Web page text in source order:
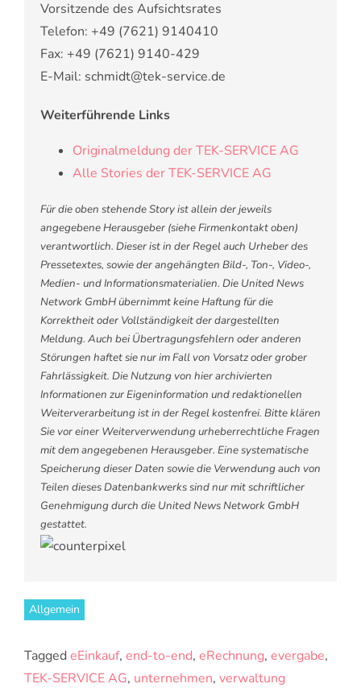
Vorsitzende des Aufsichtsrates
Telefon: +49 (7621) 9140410
Fax: +49 (7621) 9140-429
E-Mail: schmidt@tek-service.de
Weiterführende Links
Originalmeldung der TEK-SERVICE AG
Alle Stories der TEK-SERVICE AG
Für die oben stehende Story ist allein der jeweils
angegebene Herausgeber (siehe Firmenkontakt oben)
verantwortlich. Dieser ist in der Regel auch Urheber des
Pressetextes, sowie der angehängten Bild-, Ton-, Video-,
Medien- und Informationsmaterialien. Die United News
Network GmbH übernimmt keine Haftung für die
Korrektheit oder Vollständigkeit der dargestellten
Meldung. Auch bei Übertragungsfehlern oder anderen
Störungen haftet sie nur im Fall von Vorsatz oder grober
Fahrlässigkeit. Die Nutzung von hier archivierten
Informationen zur Eigeninformation und redaktionellen
Weiterverarbeitung ist in der Regel kostenfrei. Bitte klären
Sie vor einer Weiterverwendung urheberrechtliche Fragen
mit dem angegebenen Herausgeber. Eine systematische
Speicherung dieser Daten sowie die Verwendung auch von
Teilen dieses Datenbankwerks sind nur mit schriftlicher
Genehmigung durch die United News Network GmbH
gestattet.
Allgemein
Tagged eEinkauf, end-to-end, eRechnung, evergabe,
TEK-SERVICE AG, unternehmen, verwaltung